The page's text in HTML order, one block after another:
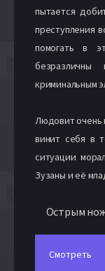
пытается
преступления
помогать в
криминальным
Людовит очень
винит себя в
ситуации
Зузаны и её
Острым
Смотреть